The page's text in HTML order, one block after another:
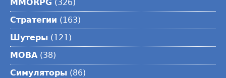
MMORPG (326)
Стратегии (163)
Шутеры (121)
MOBA(38)
Симуляторы (86)